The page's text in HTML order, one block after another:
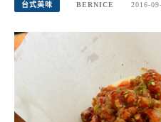
台式美味 BERNICE 2016-